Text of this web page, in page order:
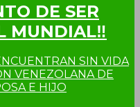
DE SER
MUNDIAL‼